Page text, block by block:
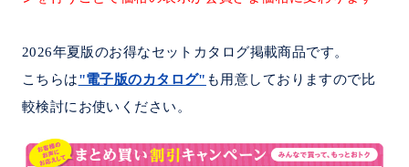
2026年夏版のお得なセットカタログ掲載商品です。
こちらは"電子版のカタログ" も用意しておりますので比
較検討にお使いください。